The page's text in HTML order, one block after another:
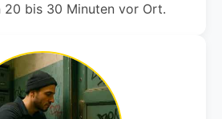
20 bis 30 Minuten vor Ort.